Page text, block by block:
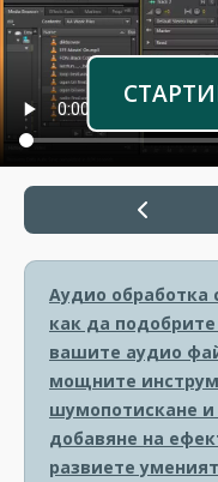
Аудио обработка
как да
вашите аудио
мощните
шумопотискане
добавяне на
развиете